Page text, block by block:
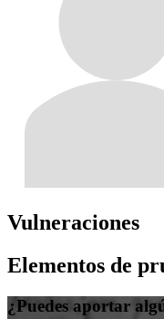
Vulneraciones
Elementos de
¿Puedes aportar